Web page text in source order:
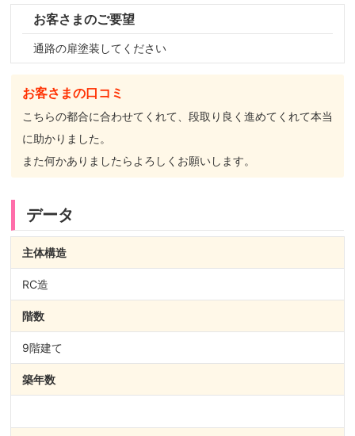
お客さまのご要望
通路の扉塗装してください
お客さまの口コミ
こちらの都合に合わせてくれて、段取り良く進めてくれて本当
に助かりました。
また何かありましたらよろしくお願いします。
データ
主体構造
RC造
階数
9階建て
築年数